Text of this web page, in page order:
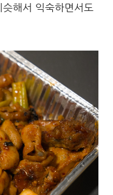
해서 익숙하면서도